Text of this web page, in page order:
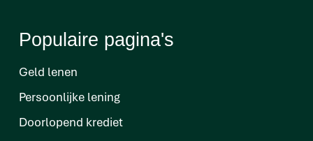
Populaire pagina's
Geld lenen
Persoonlijke lening
Doorlopend krediet